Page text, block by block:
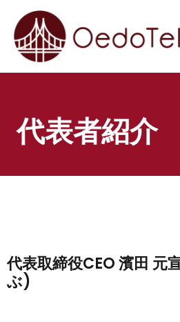
代表者紹介
代表取締役CEO 濱田 元
ぶ)